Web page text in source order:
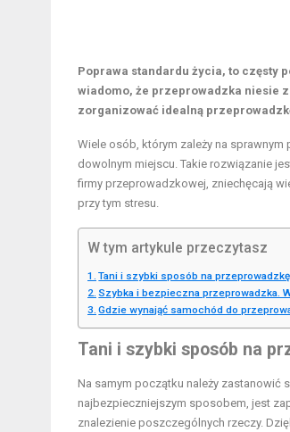
Poprawa standardu życia, to częsty
wiadomo, że przeprowadzka niesie
zorganizować idealną
Wiele osób, którym zależy na
dowolnym miejscu. Takie rozwiązanie
firmy przeprowadzkowej, zniechęcają
przy tym stresu.
W tym artykule przeczytasz
Tani i szybki sposób na
Szybka i bezpieczna przeprowadzka.
Gdzie wynająć samochód do
Tani i szybki sposób na
Na samym początku należy zastanowić
najbezpieczniejszym sposobem, jest
znalezienie poszczególnych rzeczy.